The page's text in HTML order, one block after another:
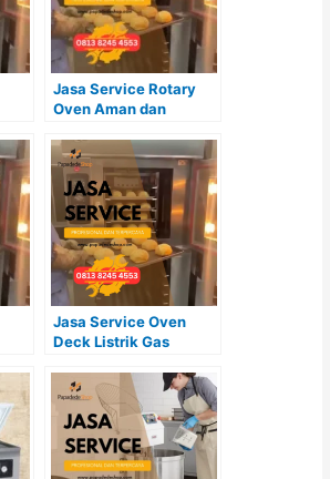
Jasa Service Rotary
Oven Aman dan
Jasa Service Oven
Deck Listrik Gas